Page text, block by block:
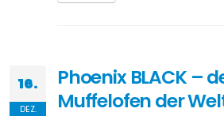
16.
DEZ.
Phoenix BLACK –
Muffelofen der